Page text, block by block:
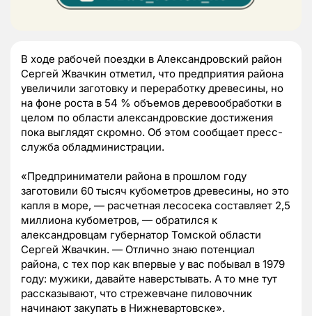
В ходе рабочей поездки в Александровский район
Сергей Жвачкин отметил, что предприятия района
увеличили заготовку и переработку древесины, но
на фоне роста в 54 % объемов деревообработки в
целом по области александровские достижения
пока выглядят скромно. Об этом сообщает пресс-
служба обладминистрации.
«Предприниматели района в прошлом году
заготовили 60 тысяч кубометров древесины, но это
капля в море, — расчетная лесосека составляет 2,5
миллиона кубометров, — обратился к
александровцам губернатор Томской области
Сергей Жвачкин. — Отлично знаю потенциал
района, с тех пор как впервые у вас побывал в 1979
году: мужики, давайте наверстывать. А то мне тут
рассказывают, что стрежевчане пиловочник
начинают закупать в Нижневартовске».